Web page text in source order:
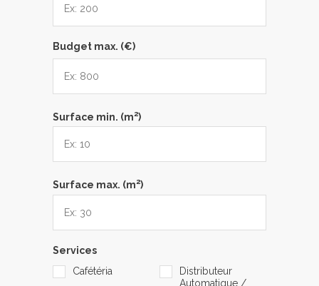
Budget max. (€)
Surface min. (m2)
Surface max. (m2)
Services
Cafétéria
Distributeur
Automatique /